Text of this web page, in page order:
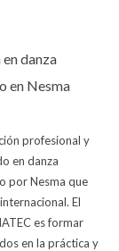
danza
en Nesma
profesional y
en danza
por Nesma que
El
es formar
en la práctica y